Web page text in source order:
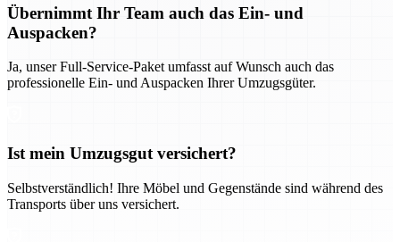
Übernimmt Ihr Team auch das Ein- und
Auspacken?
Ja, unser Full-Service-Paket umfasst auf Wunsch auch das
professionelle Ein- und Auspacken Ihrer Umzugsgüter.
Ist mein Umzugsgut versichert?
Selbstverständlich! Ihre Möbel und Gegenstände sind während des
Transports über uns versichert.